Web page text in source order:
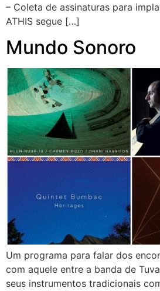
– Coleta de assinaturas para
ATHIS segue […]
Mundo Sonoro
Um programa para falar dos
com aquele entre a banda de
seus instrumentos tradicionais